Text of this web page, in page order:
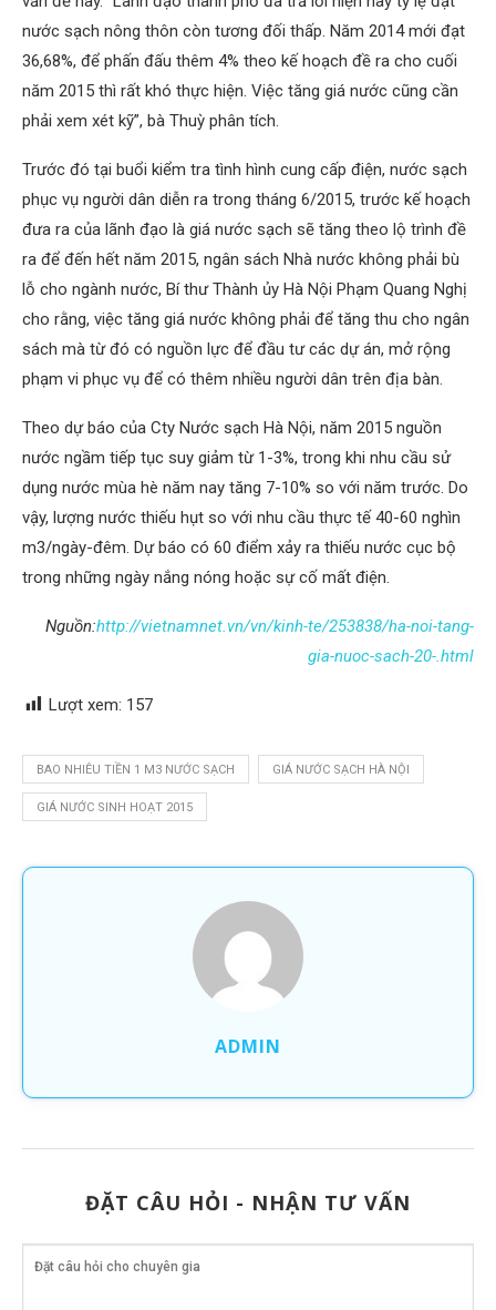
nước sạch nông thôn còn tương đối thấp. Năm 2014 mới đạt
36,68%, để phấn đấu thêm 4% theo kế hoạch đề ra cho cuối
năm 2015 thì rất khó thực hiện. Việc tăng giá nước cũng cần
phải xem xét kỹ”, bà Thuỳ phân tích.
Trước đó tại buổi kiểm tra tình hình cung cấp điện, nước sạch
phục vụ người dân diễn ra trong tháng 6/2015, trước kế hoạch
đưa ra của lãnh đạo là giá nước sạch sẽ tăng theo lộ trình đề
ra để đến hết năm 2015, ngân sách Nhà nước không phải bù
lỗ cho ngành nước, Bí thư Thành ủy Hà Nội Phạm Quang Nghị
cho rằng, việc tăng giá nước không phải để tăng thu cho ngân
sách mà từ đó có nguồn lực để đầu tư các dự án, mở rộng
phạm vi phục vụ để có thêm nhiều người dân trên địa bàn.
Theo dự báo của Cty Nước sạch Hà Nội, năm 2015 nguồn
nước ngầm tiếp tục suy giảm từ 1-3%, trong khi nhu cầu sử
dụng nước mùa hè năm nay tăng 7-10% so với năm trước. Do
vậy, lượng nước thiếu hụt so với nhu cầu thực tế 40-60 nghìn
m3/ngày-đêm. Dự báo có 60 điểm xảy ra thiếu nước cục bộ
trong những ngày nắng nóng hoặc sự cố mất điện.
Nguồn:http://vietnamnet.vn/vn/kinh-te/253838/ha-noi-tang-
gia-nuoc-sach-20-.html
Lượt xem: 157
BAO NHIÊU TIỀN 1 M3 NƯỚC SẠCH GIÁ NƯỚC SẠCH HÀ NỘI
GIÁ NƯỚC SINH HOẠT 2015
ADMIN
ĐẶT CÂU HỎI - NHẬN TƯ VẤN